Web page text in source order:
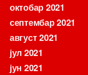
октобар 2021
септембар 2021
август 2021
јул 2021
јун 2021